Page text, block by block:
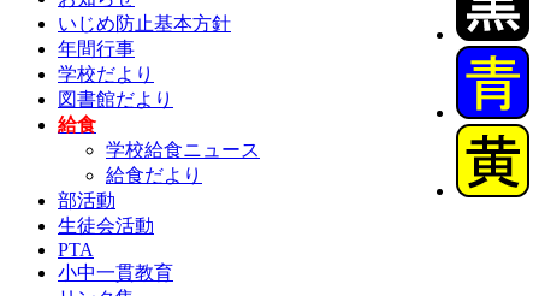
いじめ防止基本方針
年間行事
学校だより
図書館だより
給食
学校給食ニュース
給食だより
部活動
生徒会活動
PTA
小中一貫教育